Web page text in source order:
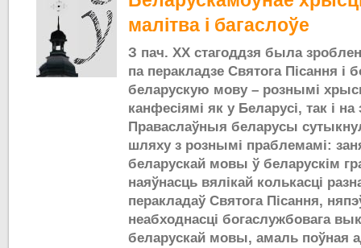
малітва і багаслоўе
З пач. ХХ стагоддзя была
па перакладзе Святога Пісання і
беларускую мову – рознымі
канфесіямі як у Беларусі, так і на
Праваслаўныя беларусы
шляху з рознымі праблемамі:
беларускай мовы ў беларускім
наяўнасць вялікай колькасці
перакладаў Святога Пісання,
неабходнасці богаслужбовага
беларускай мовы, амаль поўная